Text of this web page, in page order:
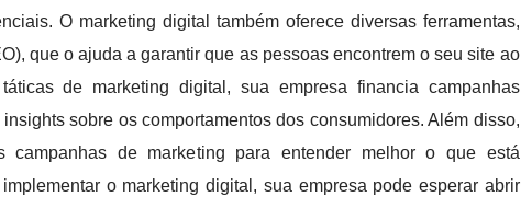
O marketing digital também oferece diversas ferramentas,
que o ajuda a garantir que as pessoas encontrem o seu site ao
de marketing digital, sua empresa financia campanhas
sobre os comportamentos dos consumidores. Além disso,
de marketing para entender melhor o que está
o marketing digital, sua empresa pode esperar abrir